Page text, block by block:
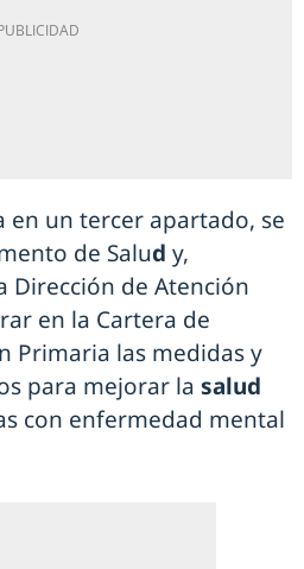
en un tercer apartado, se
de Salud y,
Dirección de Atención
en la Cartera de
Primaria las medidas y
para mejorar la salud
con enfermedad mental